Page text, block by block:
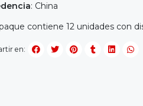
: China
contiene 12 unidades con
en: